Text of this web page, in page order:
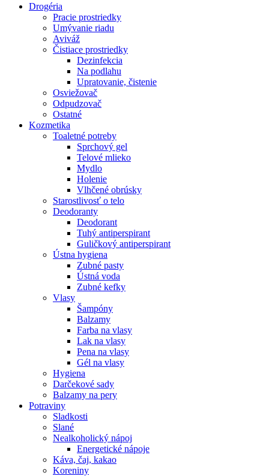
Drogéria
Pracie prostriedky
Umývanie riadu
Aviváž
Čistiace prostriedky
Dezinfekcia
Na podlahu
Upratovanie, čistenie
Osviežovač
Odpudzovač
Ostatné
Kozmetika
Toaletné potreby
Sprchový gel
Telové mlieko
Mydlo
Holenie
Vlhčené obrúsky
Starostlivosť o telo
Deodoranty
Deodorant
Tuhý antiperspirant
Guličkový antiperspirant
Ústna hygiena
Zubné pasty
Ústná voda
Zubné kefky
Vlasy
Šampóny
Balzamy
Farba na vlasy
Lak na vlasy
Pena na vlasy
Gél na vlasy
Hygiena
Darčekové sady
Balzamy na pery
Potraviny
Sladkosti
Slané
Nealkoholický nápoj
Energetické nápoje
Káva, čaj, kakao
Koreniny